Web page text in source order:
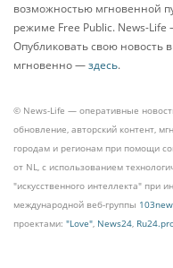
возможностью мгновенной
режиме Free Public. News-
Опубликовать свою новость
мгновенно —здесь.
© News-Life — оперативные
обновление, авторский контент,
городам и регионам при помощи
от NL, с использованием
"искусственного интеллекта" при
международной веб-группы
проектами: "Love", News24,